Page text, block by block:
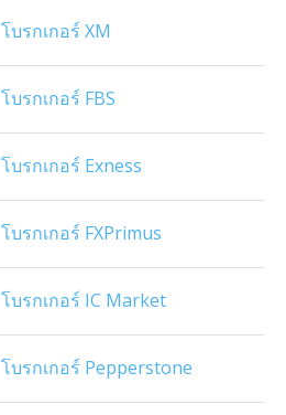
โบรกเกอร์ XM
โบรกเกอร์ FBS
โบรกเกอร์ Exness
โบรกเกอร์ FXPrimus
โบรกเกอร์ IC Market
โบรกเกอร์ Pepperstone